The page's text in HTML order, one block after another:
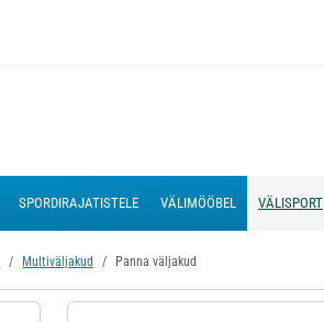
SPORDIRAJATISTELE VÄLIMÖÖBEL VÄLISPORT
Multiväljakud Panna väljakud